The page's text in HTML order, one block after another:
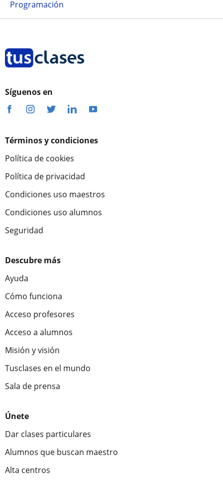
Programación
Síguenos en
Términos y condiciones
Política de cookies
Política de privacidad
Condiciones uso maestros
Condiciones uso alumnos
Seguridad
Descubre más
Ayuda
Cómo funciona
Acceso profesores
Acceso a alumnos
Misión y visión
Tusclases en el mundo
Sala de prensa
Únete
Dar clases particulares
Alumnos que buscan maestro
Alta centros